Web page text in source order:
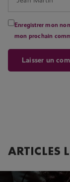
Enregistrer mon
mon prochain
ARTICLES